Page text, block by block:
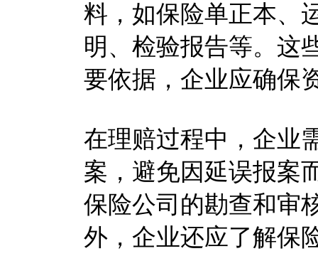
料，如保险单正本、
明、检验报告等。这
要依据，企业应确保
在理赔过程中，企业
案，避免因延误报案
保险公司的勘查和审
外，企业还应了解保